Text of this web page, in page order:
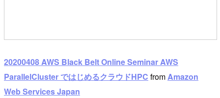
20200408 AWS Black Belt Online Seminar AWS
ParallelCluster ではじめるクラウドHPC fromAmazon
Web Services Japan